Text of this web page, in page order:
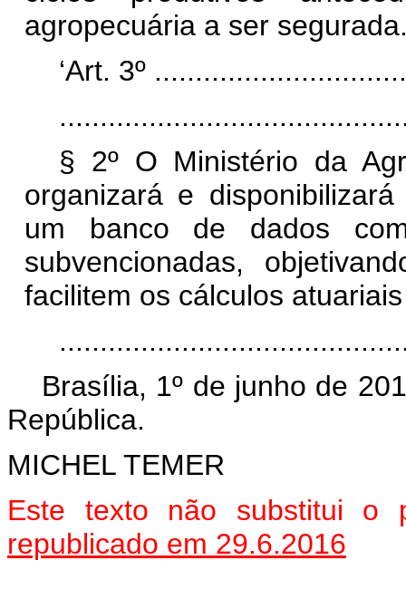
agropecuária a ser
‘Art. 3º
§ 2º O Ministério da
organizará e
um banco de dados
subvencionadas,
facilitem os cálculos
Brasília, 1º de junho de
República.
MICHEL TEMER
Este texto não substitui o
republicado em 29.6.2016